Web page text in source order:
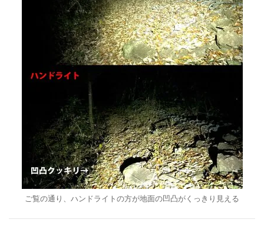
ご覧の通り、ハンドライトの方が地面の凹凸がくっきり見える